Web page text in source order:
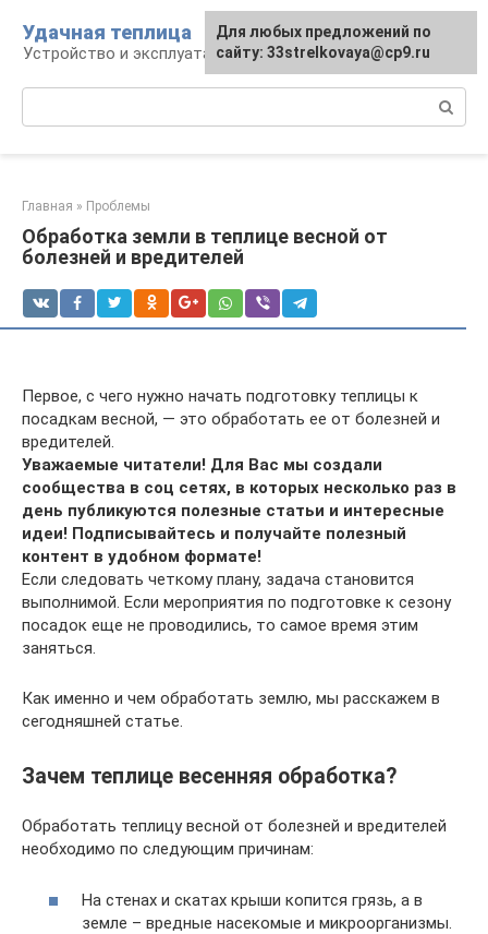
контенту
Удачная теплица
Устройство и эксплуатация теплиц
Главная » Проблемы
Обработка земли в теплице весной от
болезней и вредителей
Первое, с чего нужно начать подготовку теплицы к
посадкам весной, — это обработать ее от болезней и
вредителей.
Уважаемые читатели! Для Вас мы создали
сообщества в соц сетях, в которых несколько раз в
день публикуются полезные статьи и интересные
идеи! Подписывайтесь и получайте полезный
контент в удобном формате!
Если следовать четкому плану, задача становится
выполнимой. Если мероприятия по подготовке к сезону
посадок еще не проводились, то самое время этим
заняться.
Как именно и чем обработать землю, мы расскажем в
сегодняшней статье.
Зачем теплице весенняя обработка?
Обработать теплицу весной от болезней и вредителей
необходимо по следующим причинам:
На стенах и скатах крыши копится грязь, а в
земле – вредные насекомые и микроорганизмы.
Для любых предложений по
сайту: 33strelkovaya@cp9.ru